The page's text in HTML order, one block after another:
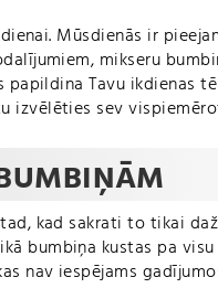
Mūsdienās ir
mikseru
Tavu ikdienas
izvēlēties sev
kad sakrati to tikai
bumbiņa kustas pa
nav iespējams